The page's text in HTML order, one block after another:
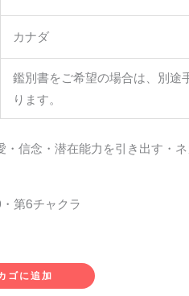
カナダ
鑑別書をご希望の場合は、別途
ります。
・信念・潜在能力を引き出す・
第6チャクラ
ゴに追加